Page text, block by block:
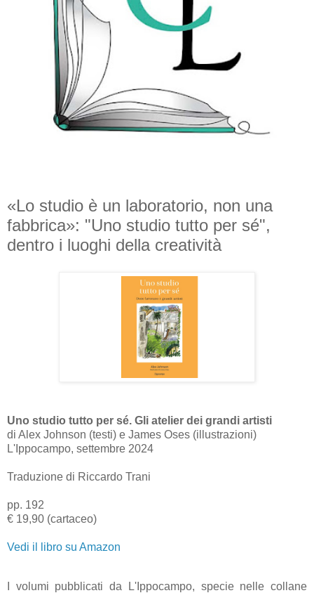
«Lo studio è un laboratorio, non una
fabbrica»: "Uno studio tutto per sé",
dentro i luoghi della creatività
Uno studio tutto per sé. Gli atelier dei grandi artisti
di Alex Johnson (testi) e James Oses (illustrazioni)
L'Ippocampo, settembre 2024
Traduzione di Riccardo Trani
pp. 192
€ 19,90 (cartaceo)
Vedi il libro su Amazon
I volumi pubblicati da L'Ippocampo, specie nelle collane